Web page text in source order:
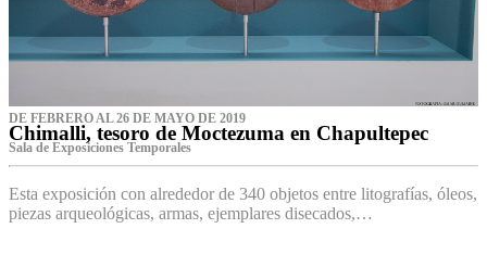
DE FEBRERO AL 26 DE MAYO DE 2019
Chimalli, tesoro de Moctezuma en Chapultepec
Sala de Exposiciones Temporales
Esta exposición con alrededor de 340 objetos entre litografías, óleos,
piezas arqueológicas, armas, ejemplares disecados,…